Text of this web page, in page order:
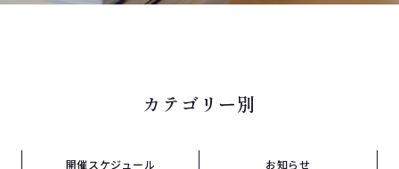
カテゴリー別
開催スケジュール お知らせ